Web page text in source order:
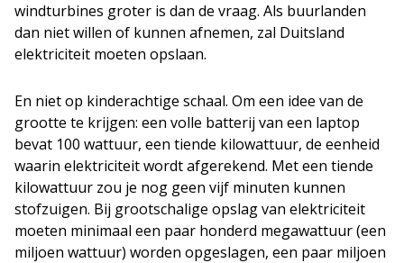
windturbines groter is dan de vraag. Als buurlanden
dan niet willen of kunnen afnemen, zal Duitsland
elektriciteit moeten opslaan.
En niet op kinderachtige schaal. Om een idee van de
grootte te krijgen: een volle batterij van een laptop
bevat 100 wattuur, een tiende kilowattuur, de eenheid
waarin elektriciteit wordt afgerekend. Met een tiende
kilowattuur zou je nog geen vijf minuten kunnen
stofzuigen. Bij grootschalige opslag van elektriciteit
moeten minimaal een paar honderd megawattuur (een
miljoen wattuur) worden opgeslagen, een paar miljoen